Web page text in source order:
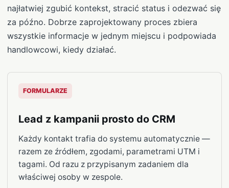
najłatwiej zgubić kontekst, stracić status i odezwać się
za późno. Dobrze zaprojektowany proces zbiera
wszystkie informacje w jednym miejscu i podpowiada
handlowcowi, kiedy działać.
FORMULARZE
Lead z kampanii prosto do CRM
Każdy kontakt trafia do systemu automatycznie —
razem ze źródłem, zgodami, parametrami UTM i
tagami. Od razu z przypisanym zadaniem dla
właściwej osoby w zespole.